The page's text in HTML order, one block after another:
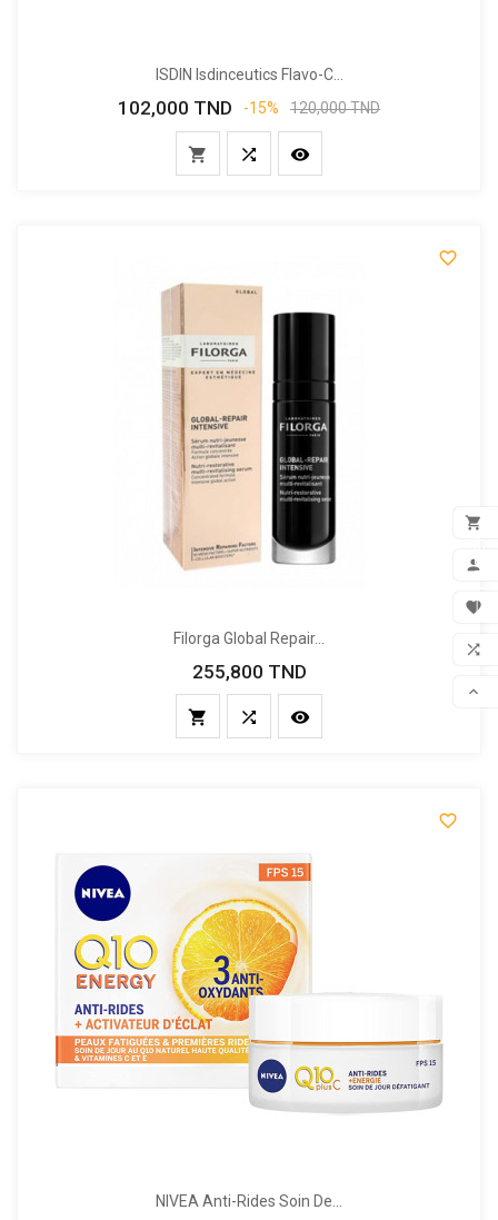





ISDIN Isdinceutics Flavo-C...
Prix
102,000 TND
Prix
-15% 120,000 TND
  

Filorga Global Repair...
Prix
255,800 TND
  

NIVEA Anti-Rides Soin De...
FILTER